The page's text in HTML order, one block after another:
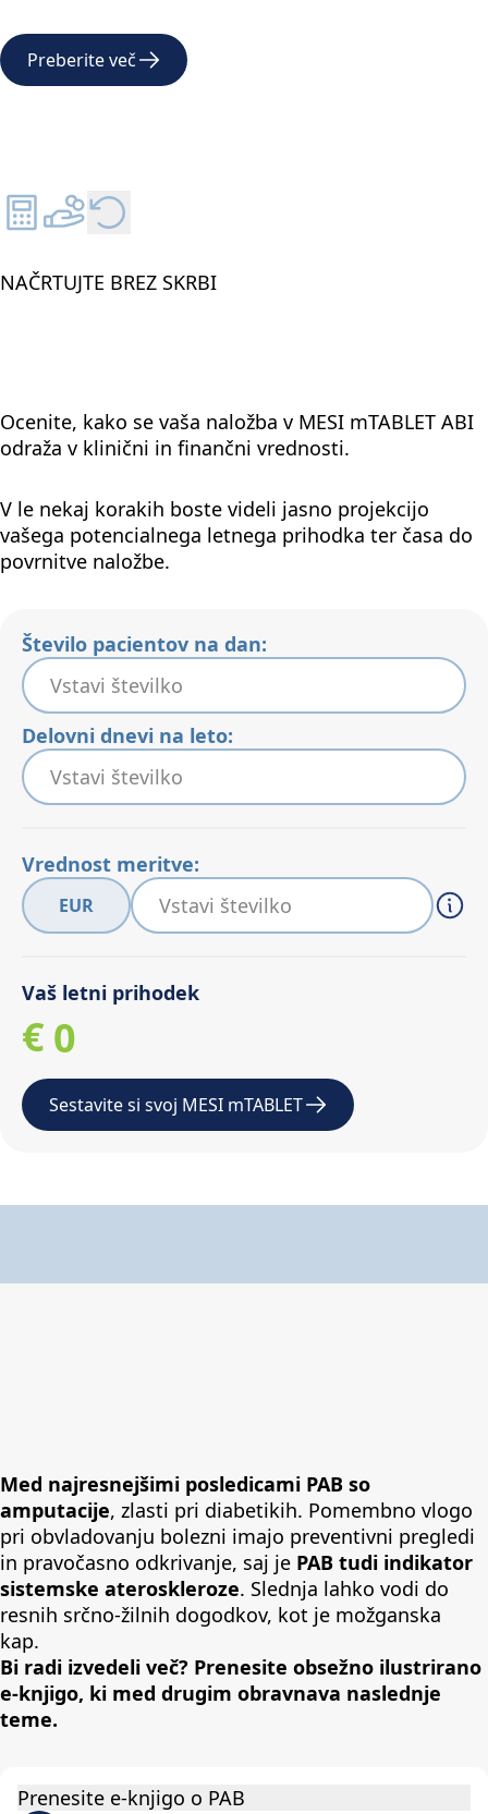
Preberite več
NAČRTUJTE BREZ SKRBI
Ocenite, kako se vaša naložba v MESI mTABLET ABI
odraža v klinični in finančni vrednosti.
V le nekaj korakih boste videli jasno projekcijo
vašega potencialnega letnega prihodka ter časa do
povrnitve naložbe.
Število pacientov na dan:
Delovni dnevi na leto:
Vrednost meritve:
EUR
Vaš letni prihodek
€ 0
1
2
5
,
Sestavite si svoj MESI mTABLET
Med najresnejšimi posledicami PAB so
amputacije, zlasti pri diabetikih. Pomembno vlogo
pri obvladovanju bolezni imajo preventivni pregledi
in pravočasno odkrivanje, saj je PAB tudi indikator
sistemske ateroskleroze. Slednja lahko vodi do
resnih srčno-žilnih dogodkov, kot je možganska
kap.
Bi radi izvedeli več? Prenesite obsežno ilustrirano
e-knjigo, ki med drugim obravnava naslednje
teme.
Prenesite e-knjigo o PAB